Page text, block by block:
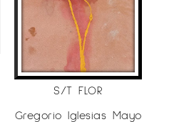
S/T FLOR
Gregorio Iglesias Mayo